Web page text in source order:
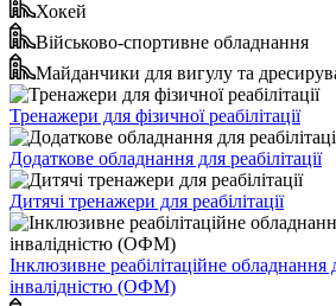
Хокей
Військово-спортивне обладнання
Майданчики для вигулу та
Тренажери для фізичної реабілітації
Додаткове обладнання для реабілітації
Дитячі тренажери для реабілітації
Інклюзивне реабілітаційне обладнання
інвалідністю (ОФМ)